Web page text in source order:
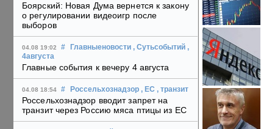
Боярский: Новая Дума вернется к закону
о регулировании видеоигр после
выборов
04.08 19:02 # Главныеновости , Сутьсобытий ,
4августа
Главные события к вечеру 4 августа
04.08 18:54 # Россельхознадзор , ЕС , транзит
Россельхознадзор вводит запрет на
транзит через Россию мяса птицы из ЕС